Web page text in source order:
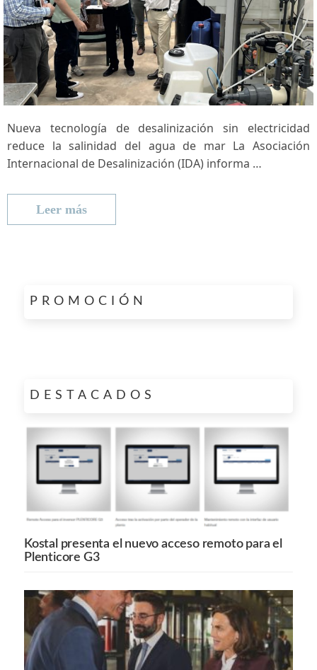
Nueva tecnología de desalinización sin electricidad
reduce la salinidad del agua de mar La Asociación
Internacional de Desalinización (IDA) informa …
Leer más
PROMOCIÓN
DESTACADOS
Kostal presenta el nuevo acceso remoto para el
Plenticore G3